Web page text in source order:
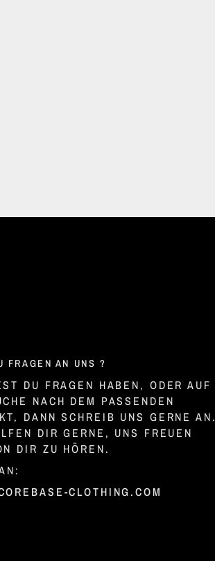
FRAGEN AN UNS ?
DU FRAGEN HABEN, ODER AUF
NACH DEM PASSENDEN
DANN SCHREIB UNS GERNE AN.
DIR GERNE, UNS FREUEN
DIR ZU HÖREN.
CLOTHING.COM